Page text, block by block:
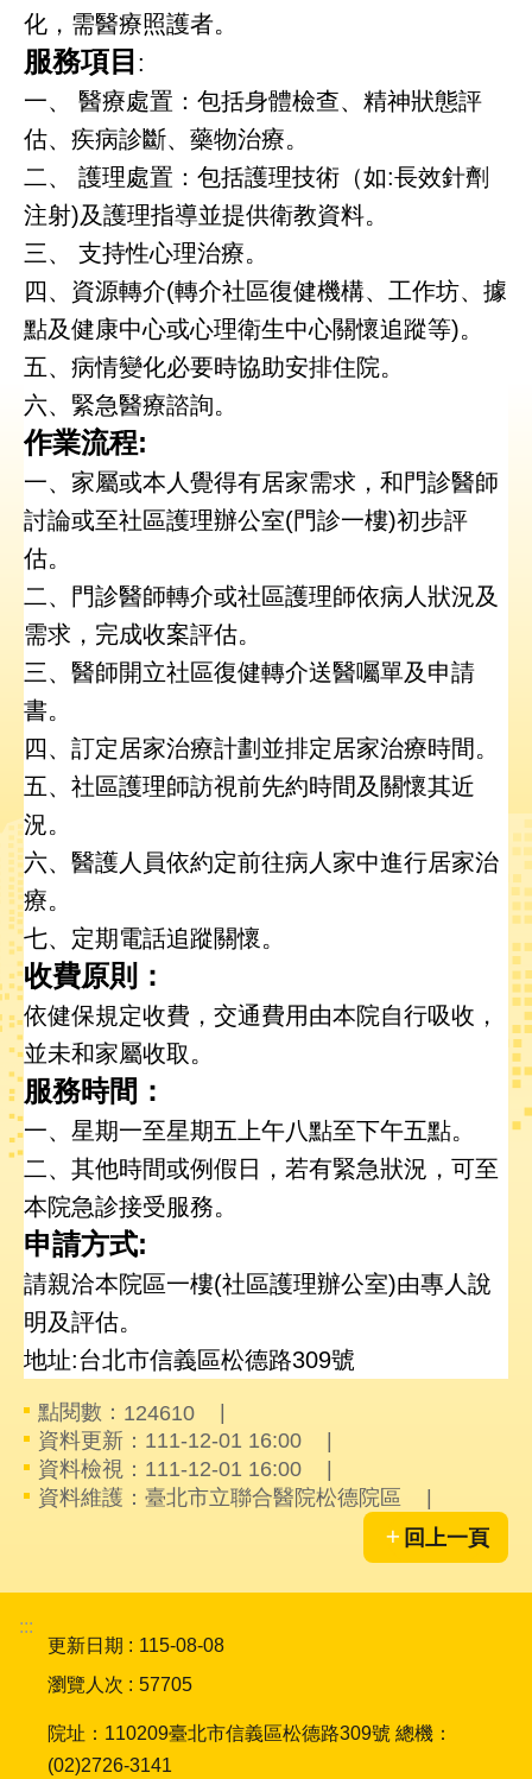
教
專
區
教
學
研
究
網
站
導
覽
回
首
頁
台
北
卡-
健
服
務
情
系
統
員
工
信
箱
ENGLISH
宣
導
用
ODF
開
放
文
件
格
式
雙
語
詞
彙
隱
訊
安
全
策
化，需醫療照護者。
服務項目 :
一、 醫療處置：包括身體檢查、精神狀態評
估、疾病診斷、藥物治療。
二、 護理處置：包括護理技術（如:長效針劑
注射)及護理指導並提供衛教資料。
三、 支持性心理治療。
四、資源轉介(轉介社區復健機構、工作坊、據
點及健康中心或心理衛生中心關懷追蹤等)。
五、病情變化必要時協助安排住院。
六、緊急醫療諮詢。
作業流程:
一、家屬或本人覺得有居家需求，和門診醫師
討論或至社區護理辦公室(門診一樓)初步評
估。
二、門診醫師轉介或社區護理師依病人狀況及
需求，完成收案評估。
三、醫師開立社區復健轉介送醫囑單及申請
書。
四、訂定居家治療計劃並排定居家治療時間。
五、社區護理師訪視前先約時間及關懷其近
況。
六、醫護人員依約定前往病人家中進行居家治
療。
七、定期電話追蹤關懷。
收費原則：
依健保規定收費，交通費用由本院自行吸收，
並未和家屬收取。
服務時間：
一、星期一至星期五上午八點至下午五點。
二、其他時間或例假日，若有緊急狀況，可至
本院急診接受服務。
申請方式:
請親洽本院區一樓(社區護理辦公室)由專人說
明及評估。
地址:台北市信義區松德路309號
點閱數： 124610
資料更新： 111-12-01 16:00
資料檢視： 111-12-01 16:00
資料維護： 臺北市立聯合醫院松德院區
回上一頁
:::
更新日期
115-08-08
瀏覽人次
57705
院址：110209臺北市信義區松德路309號 總機：
(02)2726-3141